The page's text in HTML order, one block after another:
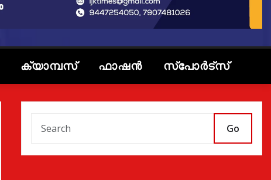
ക്യാമ്പസ് ഫാഷൻ സ്പോർട്സ്
Go